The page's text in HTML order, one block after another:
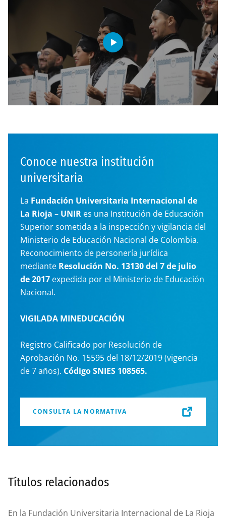
Conoce nuestra institución
universitaria
La Fundación Universitaria Internacional de
La Rioja – UNIR es una Institución de Educación
Superior sometida a la inspección y vigilancia del
Ministerio de Educación Nacional de Colombia.
Reconocimiento de personería jurídica
mediante Resolución No. 13130 del 7 de julio
de 2017 expedida por el Ministerio de Educación
Nacional.
VIGILADA MINEDUCACIÓN
Registro Calificado por Resolución de
Aprobación No. 15595 del 18/12/2019 (vigencia
de 7 años). Código SNIES 108565.
CONSULTA LA NORMATIVA
Títulos relacionados
En la Fundación Universitaria Internacional de La Rioja